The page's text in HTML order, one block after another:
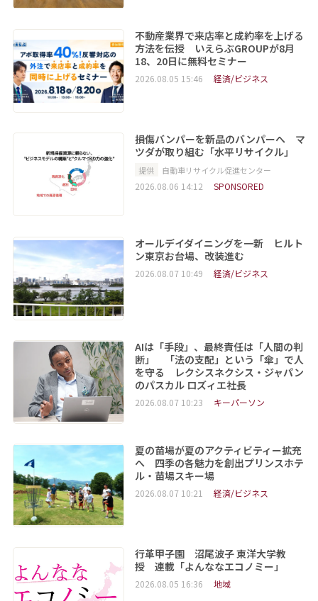
不動産業界で来店率と成約率を上げる
方法を伝授 いえらぶGROUPが8月
18、20日に無料セミナー
2026.08.05 15:46 経済/ビジネス
損傷バンパーを新品のバンパーへ マ
ツダが取り組む「水平リサイクル」
提供 自動車リサイクル促進センター
2026.08.06 14:12 SPONSORED
オールデイダイニングを一新 ヒルト
ン東京お台場、改装進む
2026.08.07 10:49 経済/ビジネス
AIは「手段」、最終責任は「人間の判
断」 「法の支配」という「傘」で人
を守る レクシスネクシス・ジャパン
のパスカル ロズィエ社長
2026.08.07 10:23 キーパーソン
夏の苗場が夏のアクティビティー拡充
へ 四季の各魅力を創出プリンスホテ
ル・苗場スキー場
2026.08.07 10:21 経済/ビジネス
行革甲子園 沼尾波子 東洋大学教
授 連載「よんななエコノミー」
2026.08.05 16:36 地域